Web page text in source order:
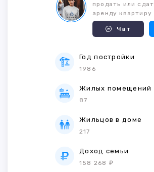
продать или
аренду квартиру
Чат
Год постройки
1986
Жилых помещений
87
Жильцов в доме
217
Доход семьи
158 268 ₽